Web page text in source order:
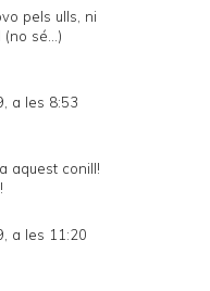
pels ulls, ni
sé...)
a les 8:53
aquest conill!
a les 11:20